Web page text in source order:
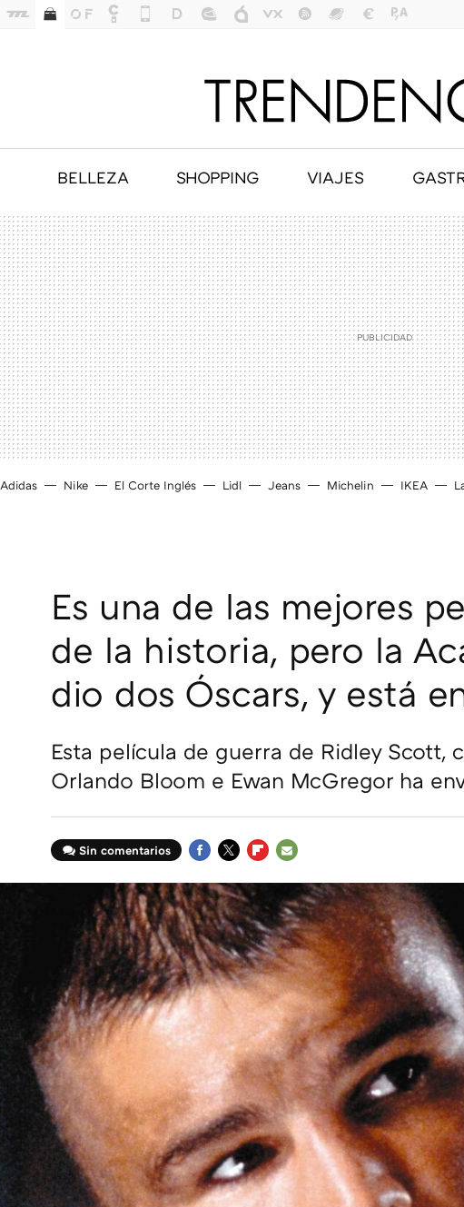
BELLEZA SHOPPING VIAJES
Adidas Nike El Corte Inglés Lidl Jeans Michelin IKEA
Es una de las mejores
de la historia, pero la
dio dos Óscars, y está
Esta película de guerra de Ridley Scott,
Orlando Bloom e Ewan McGregor ha
Sin comentarios
MAIL